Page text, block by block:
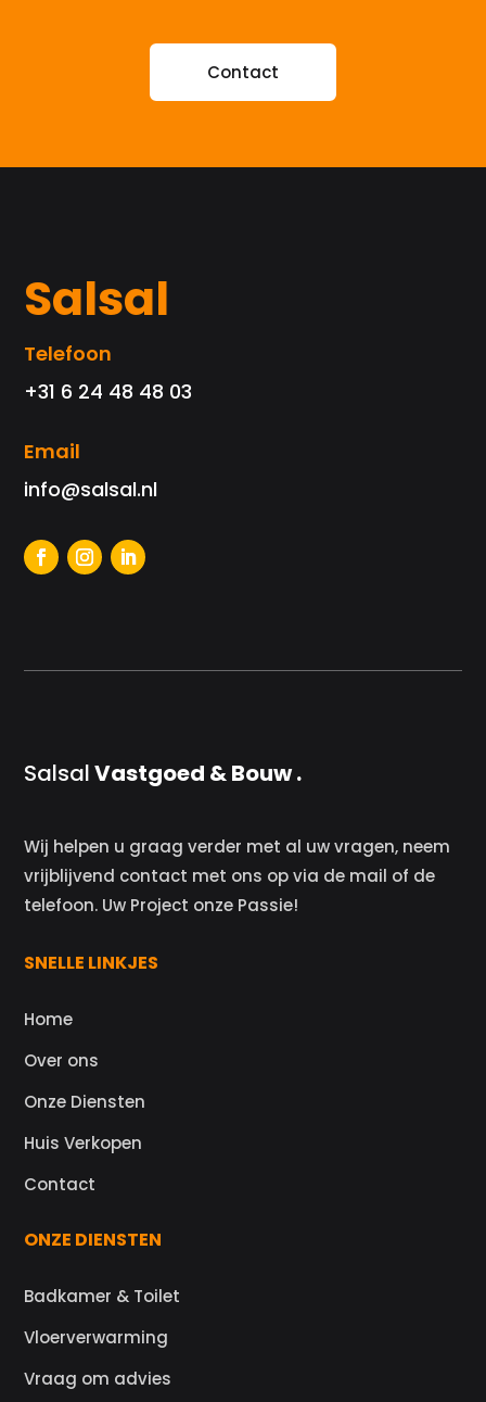
Contact
Salsal
Telefoon
+31 6 24 48 48 03
Email
info@salsal.nl
SalsalVastgoed & Bouw .
Wij helpen u graag verder met al uw vragen, neem
vrijblijvend contact met ons op via de mail of de
telefoon. Uw Project onze Passie!
SNELLE LINKJES
Home
Over ons
Onze Diensten
Huis Verkopen
Contact
ONZE DIENSTEN
Badkamer & Toilet
Vloerverwarming
Vraag om advies